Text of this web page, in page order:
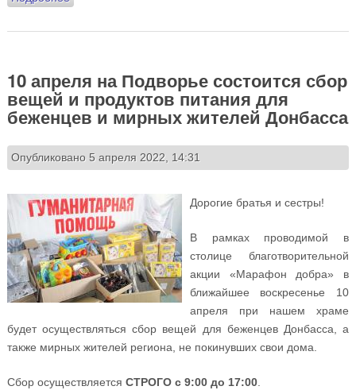
Украины
10 апреля на Подворье состоится сбор
вещей и продуктов питания для
беженцев и мирных жителей Донбасса
Опубликовано 5 апреля 2022, 14:31
Дорогие братья и сестры!
В рамках проводимой в
столице благотворительной
акции «Марафон добра» в
ближайшее воскресенье 10
апреля при нашем храме
будет осуществляться сбор вещей для беженцев Донбасса, а
также мирных жителей региона, не покинувших свои дома.
Сбор осуществляется СТРОГО с 9:00 до 17:00.